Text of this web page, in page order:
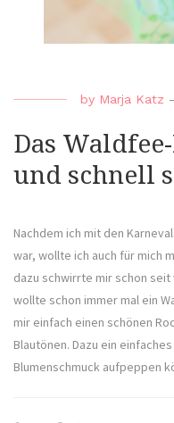
by Marja Katz -
Das
und schnell
Nachdem ich mit den
war, wollte ich auch für mich
dazu schwirrte mir schon
wollte schon immer mal ein
mir einfach einen schönen
Blautönen. Dazu ein
Blumenschmuck aufpeppen